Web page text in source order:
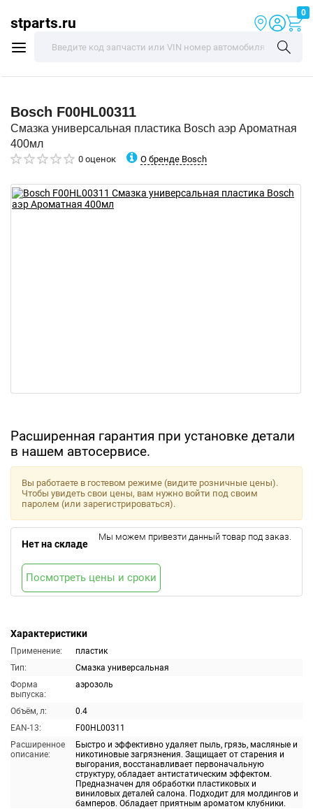
stparts.ru
0
Bosch F00HL00311
Смазка универсальная пластика Bosch аэр Ароматная
400мл
0 оценок О бренде Bosch
Расширенная гарантия при установке детали
в нашем автосервисе.
Характеристики
Применение:
пластик
Тип:
Смазка универсальная
Форма
выпуска:
аэрозоль
Объём, л:
0.4
EAN-13:
F00HL00311
Расширенное
описание:
Быстро и эффективно удаляет пыль, грязь, масляные и
никотиновые загрязнения. Защищает от старения и
выгорания, восстанавливает первоначальную
структуру, обладает антистатическим эффектом.
Предназначен для обработки пластиковых и
виниловых деталей салона. Подходит для молдингов и
бамперов. Обладает приятным ароматом клубники.
Вы работаете в гостевом режиме (видите розничные цены).
Чтобы увидеть свои цены, вам нужно войти под своим
паролем (или зарегистрироваться).
Нет на складе
Мы можем привезти данный товар под заказ.
Посмотреть цены и сроки